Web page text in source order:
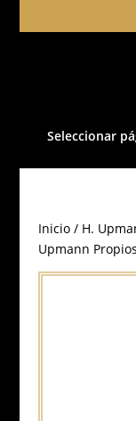
Seleccionar
Inicio/ H.
Upmann